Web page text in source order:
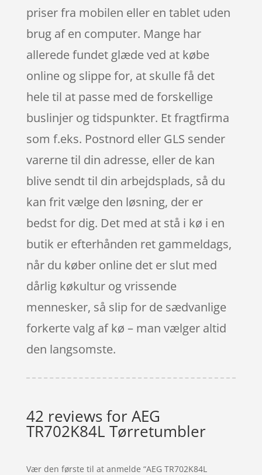
priser fra mobilen eller en tablet uden
brug af en computer. Mange har
allerede fundet glæde ved at købe
online og slippe for, at skulle få det
hele til at passe med de forskellige
buslinjer og tidspunkter. Et fragtfirma
som f.eks. Postnord eller GLS sender
varerne til din adresse, eller de kan
blive sendt til din arbejdsplads, så du
kan frit vælge den løsning, der er
bedst for dig. Det med at stå i kø i en
butik er efterhånden ret gammeldags,
når du køber online det er slut med
dårlig køkultur og vrissende
mennesker, så slip for de sædvanlige
forkerte valg af kø – man vælger altid
den langsomste.
42 reviews forAEG
TR702K84L Tørretumbler
Vær den første til at anmelde “AEG TR702K84L